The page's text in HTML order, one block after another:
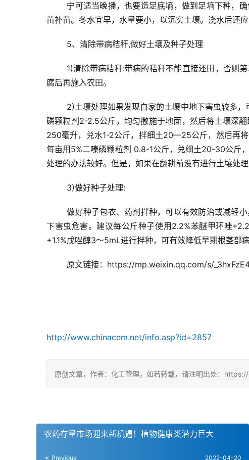
宁可适当晚播，也要造足底墒，做到足墒下种，
苗补苗。冬水宜早，水量要小，以沉实土壤。浇水后还应
5、清除带病秸秆,做好土壤及种子处理
1)清除带病秸秆:带病的秸秆不能直接还田，否则
腐后再施入农田。
2)土壤处理如果发现自家的土壤中地下害虫较多
磷颗粒剂2-2.5公斤，均匀撒施于地面，然后将土壤深
250毫升，兑水1-2公斤，拌细土20—25公斤，然后再
每亩用5%二嗪磷颗粒剂 0.8-1公斤，兑细土20-30公斤
处理的办法较好。但是，如果在翻耕前没有进行土壤处
3)做好种子处理:
	做好种子包衣、药剂拌种，可以有效防治或减轻小麦茎基腐病、根腐病、纹枯病等病害发生，同时控制苗期地
下害虫危害。建议每公斤种子使用2.2%苯醚甲环唑
+1.1%戊唑醇3～5mL进行拌种，可有效降低早期根茎部
原文链接：https://mp.weixin.qq.com/s/
http://www.chinacem.net/info.asp?id=2857
原创文章，作者：化工管理，如若转载，请注明出处：
农药存量市场迎来新机遇！植物健康类潜力巨大
Previous 2022-04-20